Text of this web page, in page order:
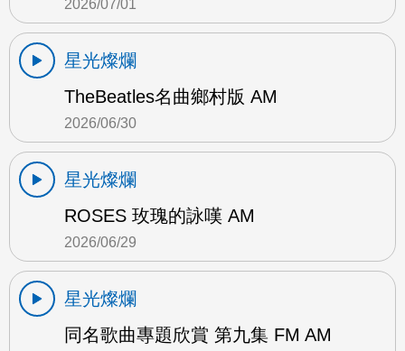
2026/07/01
星光燦爛
TheBeatles名曲鄉村版 AM
2026/06/30
星光燦爛
ROSES 玫瑰的詠嘆 AM
2026/06/29
星光燦爛
同名歌曲專題欣賞 第九集 FM AM